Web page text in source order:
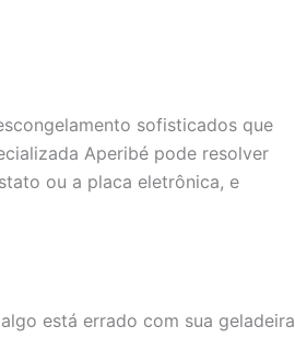
sofisticados que
Aperibé pode resolver
ou a placa eletrônica, e
está errado com sua geladeira